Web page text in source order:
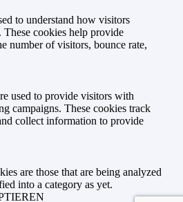
to understand how visitors
cookies help provide
number of visitors, bounce rate,
used to provide visitors with
campaigns. These cookies track
collect information to provide
are those that are being analyzed
into a category as yet.